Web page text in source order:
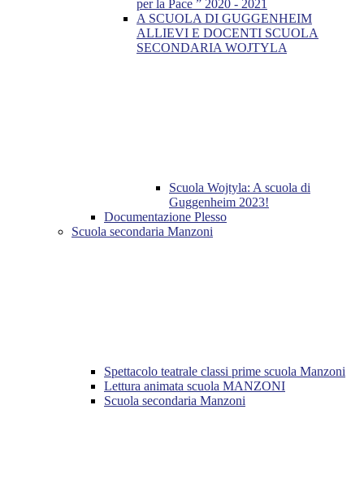
per la Pace ” 2020 - 2021
A SCUOLA DI GUGGENHEIM
ALLIEVI E DOCENTI SCUOLA
SECONDARIA WOJTYLA
Scuola Wojtyla: A scuola di
Guggenheim 2023!
Documentazione Plesso
Scuola secondaria Manzoni
Spettacolo teatrale classi prime scuola Manzoni
Lettura animata scuola MANZONI
Scuola secondaria Manzoni